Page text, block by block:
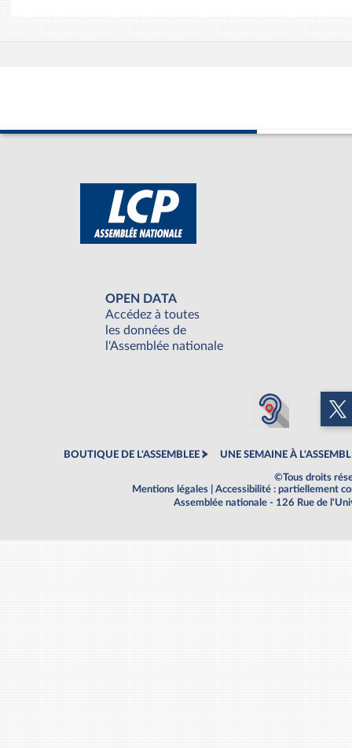
OPEN DATA
Accédez à toutes
les données de
l'Assemblée nationale
BOUTIQUE DE L'ASSEMBLEE UNE SEMAINE À
©Tous droits
Mentions légales
Accessibilité : partiellement
Assemblée nationale - 126 Rue de